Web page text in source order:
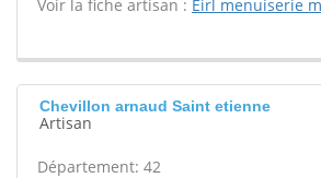
Voir la fiche artisan : Eirl menuiserie
Chevillon arnaud Saint etienne
Artisan
Département: 42